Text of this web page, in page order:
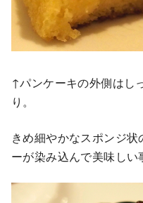
↑パンケーキの外側はし
り。
きめ細やかなスポンジ
ーが染み込んで美味しい